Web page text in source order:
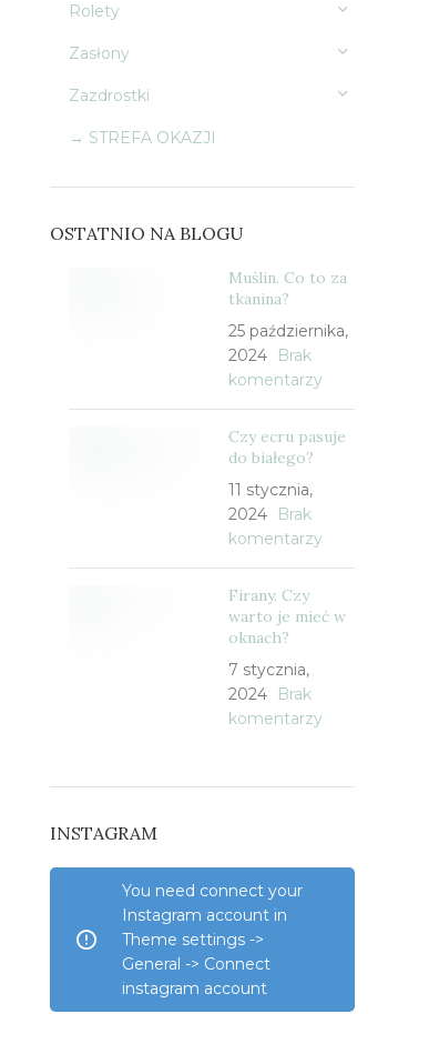
Rolety
Zasłony
Zazdrostki
→ STREFA OKAZJI
OSTATNIO NA BLOGU
Muślin. Co to za
tkanina?
25 października,
2024
Brak
komentarzy
Czy ecru pasuje
do białego?
11 stycznia,
2024
Brak
komentarzy
Firany. Czy
warto je mieć w
oknach?
7 stycznia,
2024
Brak
komentarzy
INSTAGRAM
You need connect your
Instagram account in
Theme settings ->
General -> Connect
instagram account